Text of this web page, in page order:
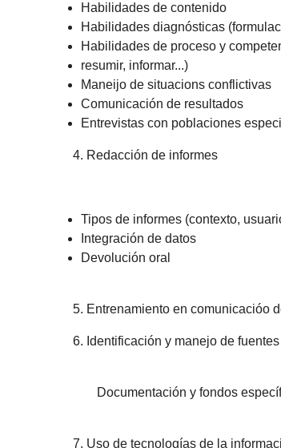
Habilidades de contenido
Habilidades diagnósticas
Habilidades de proceso y
resumir, informar...)
Maneijo de situacions conflictivas
Comunicación de resultados
Entrevistas con poblaciones
4. Redacción de informes
Tipos de informes (contexto,
Integración de datos
Devolución oral
5. Entrenamiento en comunicacióo
6. Identificación y manejo de
Documentación y fondos
7. Uso de tecnologías de la